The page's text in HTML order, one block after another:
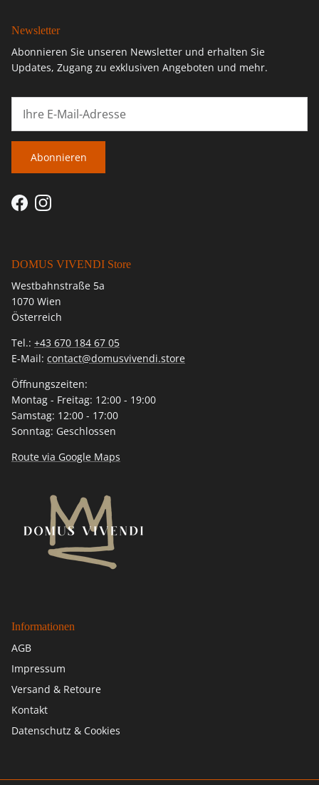
Newsletter
Abonnieren Sie unseren Newsletter und erhalten Sie
Updates, Zugang zu exklusiven Angeboten und mehr.
Abonnieren
FacebookInstagram
DOMUS VIVENDI Store
Westbahnstraße 5a
1070 Wien
Österreich
Tel.: +43 670 184 67 05
E-Mail: contact@domusvivendi.store
Öffnungszeiten:
Montag - Freitag: 12:00 - 19:00
Samstag: 12:00 - 17:00
Sonntag: Geschlossen
Route via Google Maps
Informationen
AGB
Impressum
Versand & Retoure
Kontakt
Datenschutz & Cookies